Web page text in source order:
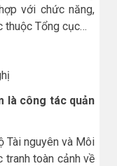
với chức năng,
thuộc Tổng cục…
là công tác quản
Tài nguyên và Môi
tranh toàn cảnh về